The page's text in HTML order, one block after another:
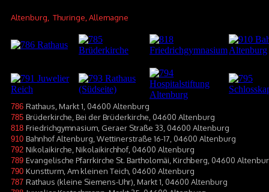
Altenburg , Thuringe, Allemagne
786 Rathaus, Markt 1, 04600 Altenburg
785 Brüderkirche, Bei der Brüderkirche, 04600 Altenburg
818 Friedrichgymnasium, Geraer Straße 33, 04600 Altenburg
910 Bahnhof Altenburg, Wettinerstraße 16-17, 04600 Altenburg
792 Nikolaikirche, Nikolaikirchhof, 04600 Altenburg
789 Evangelische Pfarrkirche St. Bartholomäi, Kirchberg, 04600
790 Kunstturm, Am kleinen Teich, 04600 Altenburg
787 Rathaus (kleine Siemens-Uhr), Markt 1, 04600 Altenburg